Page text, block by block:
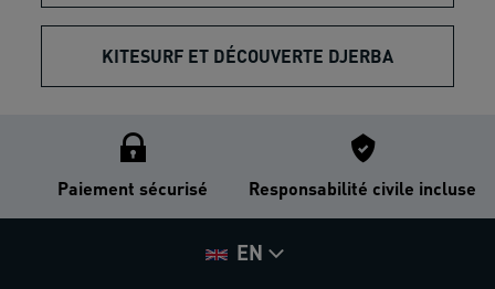
KITESURF ET DÉCOUVERTE DJERBA
Paiement sécurisé Responsabilité civile incluse
EN